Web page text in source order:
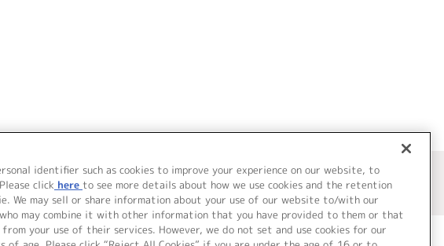
identifier such as cookies to improve your experience on our website, to
click here to see more details about how we use cookies and the retention
We may sell or share information about your use of our website to/with our
may combine it with other information that you have provided to them or that
your use of their services. However, we do not set and use cookies for our